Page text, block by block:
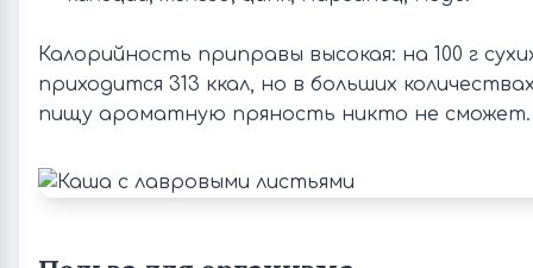
Калорийность приправы высокая: на 100 г
приходится 313 ккал, но в больших
пищу ароматную пряность никто не сможет.